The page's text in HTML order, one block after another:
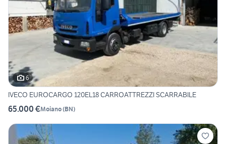
6
IVECO EUROCARGO 120EL18 CARROATTREZZI SCARRABILE
65.000 €Moiano(BN)